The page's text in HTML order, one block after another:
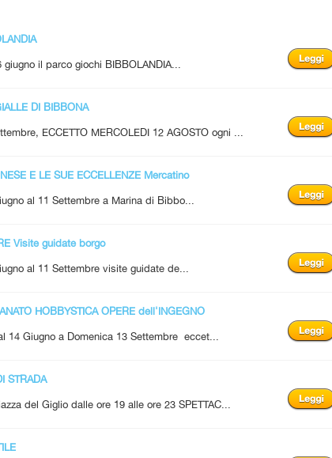
il parco giochi BIBBOLANDIA...
DI BIBBONA
ECCETTO MERCOLEDI 12 AGOSTO ogni ...
E LE SUE ECCELLENZE Mercatino
al 11 Settembre a Marina di Bibbo...
Visite guidate borgo
al 11 Settembre visite guidate de...
HOBBYSTICA OPERE dell'INGEGNO
14 Giugno a Domenica 13 Settembre eccet...
STRADA
del Giglio dalle ore 19 alle ore 23 SPETTAC...